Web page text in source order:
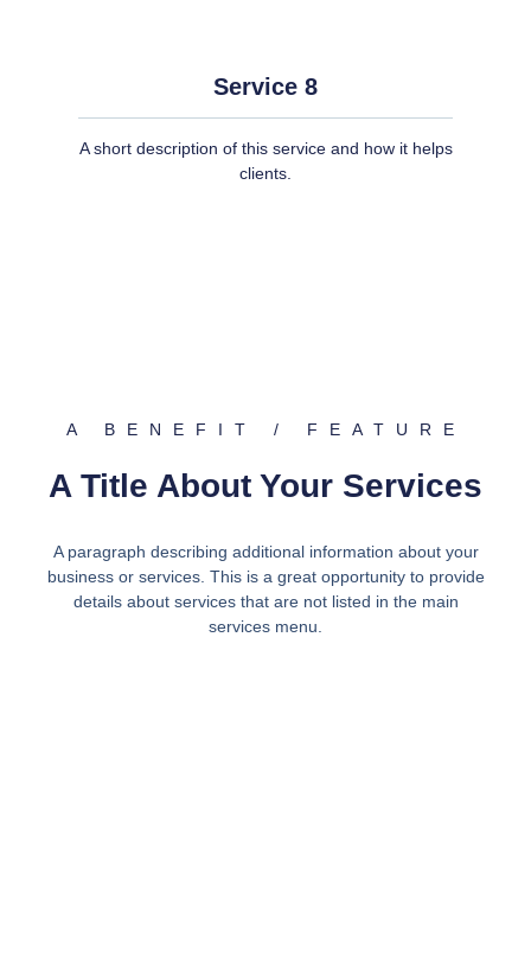
Service 8
A short description of this service and how it helps
clients.
A BENEFIT / FEATURE
A Title About Your Services
A paragraph describing additional information about your
business or services. This is a great opportunity to provide
details about services that are not listed in the main
services menu.